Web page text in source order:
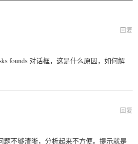
回复
founds 对话框，这是什么原因，如何解
回复
题不够清晰，分析起来不方便。提示就是